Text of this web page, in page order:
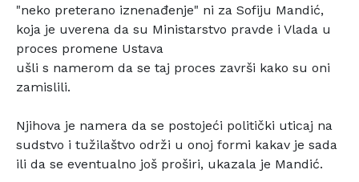
"neko preterano iznenađenje" ni za Sofiju Mandić,
koja je uverena da su Ministarstvo pravde i Vlada u
proces promene Ustava
ušli s namerom da se taj proces završi kako su oni
zamislili.
Njihova je namera da se postojeći politički uticaj na
sudstvo i tužilaštvo održi u onoj formi kakav je sada
ili da se eventualno još proširi, ukazala je Mandić.